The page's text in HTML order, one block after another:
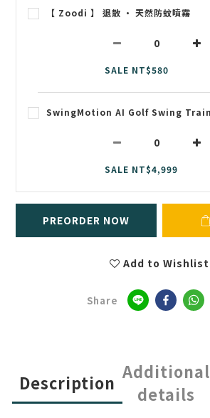
【 Zoodi 】 退散 • 天然防蚊噴霧
SALE NT$580
SwingMotion AI Golf Swing
SALE NT$4,999
PREORDER NOW
Add to Wishlist
Share
Description
Additional
details